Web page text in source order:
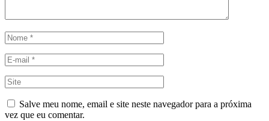
Salve meu nome, email e site neste navegador para a próxima
vez que eu comentar.